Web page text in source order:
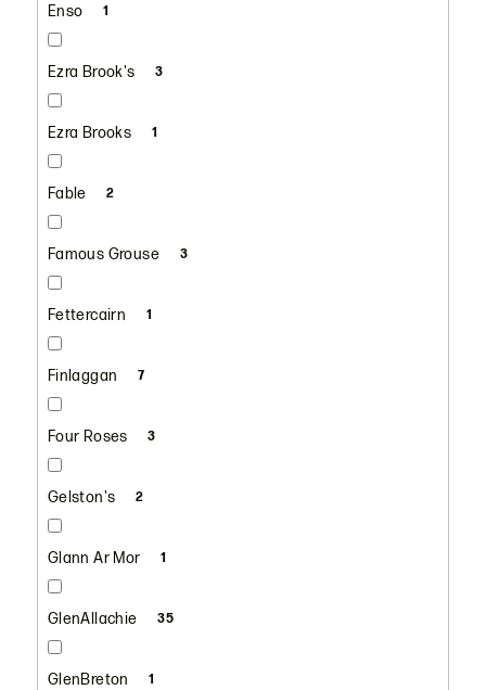
Enso 1
Ezra Brook's 3
Ezra Brooks 1
Fable 2
Famous Grouse 3
Fettercairn 1
Finlaggan 7
Four Roses 3
Gelston's 2
Glann Ar Mor 1
GlenAllachie 35
GlenBreton 1